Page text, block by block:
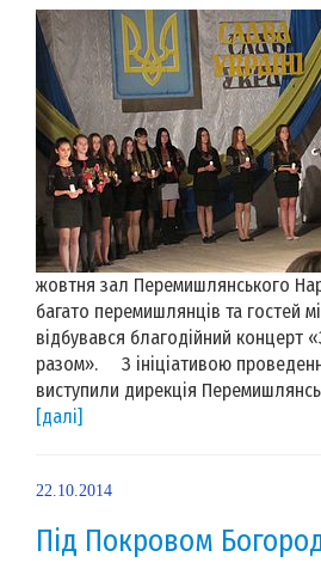
жовтня зал Перемишлянського
багато перемишлянців та гостей
відбувався благодійний концерт
разом». З ініціативою
виступили дирекція
[далі]
22.10.2014
Під Покровом